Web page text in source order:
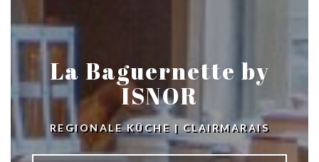
La Baguernette by
ISNOR
REGIONALE KÜCHE | CLAIRMARAIS